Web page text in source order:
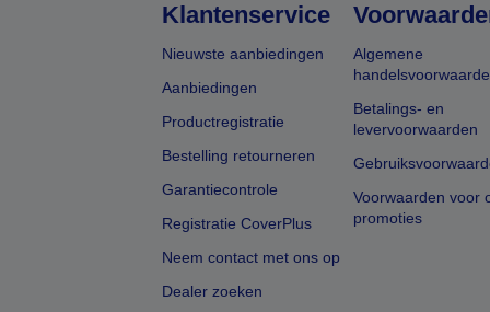
Klantenservice
Nieuwste aanbiedingen
Aanbiedingen
Productregistratie
Bestelling retourneren
Garantiecontrole
Registratie CoverPlus
Neem contact met ons op
Dealer zoeken
Algemene
Betalings- en
levervoorwaarden
Voorwaarden voor
promoties